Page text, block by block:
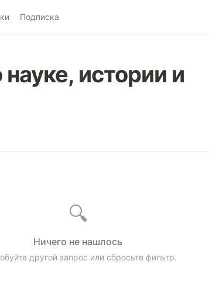
Подписка
истории и
🔍
Ничего не нашлось
другой запрос или сбросьте фильтр.